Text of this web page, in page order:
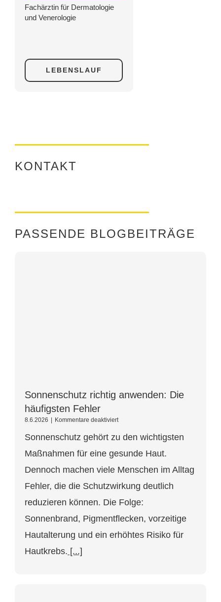
Fachärztin für Dermatologie
und Venerologie
LEBENSLAUF
KONTAKT
PASSENDE BLOGBEITRÄGE
Sonnenschutz richtig anwenden: Die
häufigsten Fehler
8.6.2026 Kommentare deaktiviertfür
richtig
Die
Fehler
Sonnenschutz gehört zu den wichtigsten
Maßnahmen für eine gesunde Haut.
Dennoch machen viele Menschen im Alltag
Fehler, die die Schutzwirkung deutlich
reduzieren können. Die Folge:
Sonnenbrand, Pigmentflecken, vorzeitige
Hautalterung und ein erhöhtes Risiko für
Hautkrebs. [...]